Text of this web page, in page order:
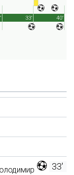
40'
33'
33'